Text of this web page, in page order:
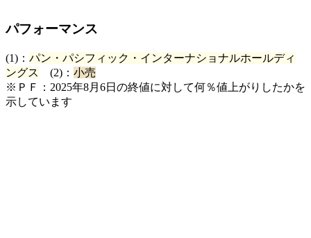
パフォーマンス
(1)： パン・パシフィック・インターナショナルホールディ
ングス
(2)： 小売
※ＰＦ：2025年8月6日の終値に対して何％値上がりしたかを
示しています